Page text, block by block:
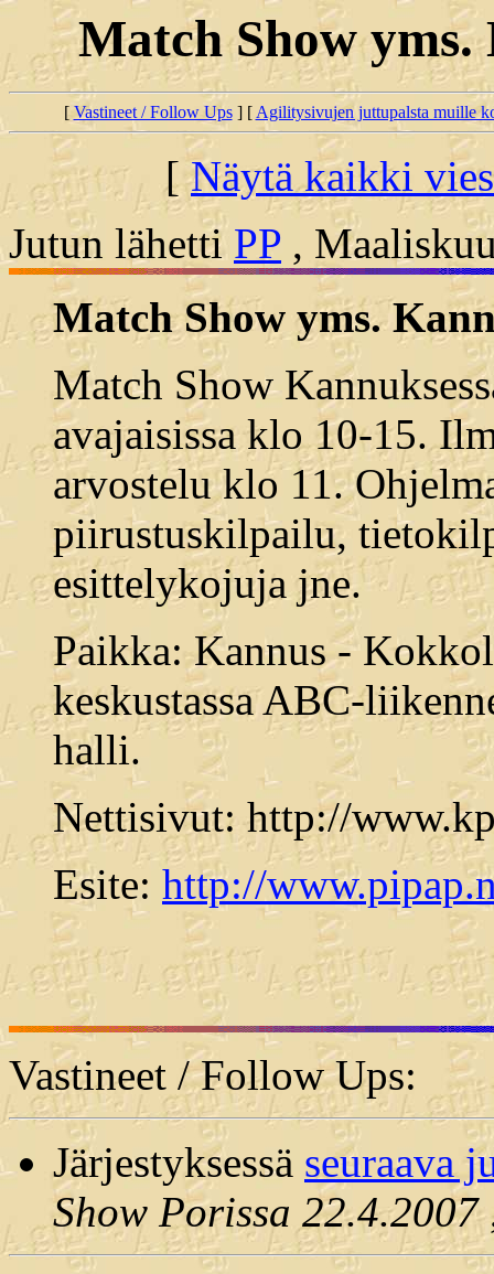
Match Show yms.
[Vastineet / Follow Ups] [Agilitysivujen juttupalsta muille
[Näytä kaikki
Jutun lähetti PP ,
Match Show yms.
Match Show
avajaisissa klo 10-15.
arvostelu klo 11.
piirustuskilpailu,
esittelykojuja jne.
Paikka: Kannus -
keskustassa ABC-
halli.
Nettisivut: http://
Esite: http://
Vastineet / Follow Ups:
Järjestyksessä seuraava
Show Porissa 22.4.2007